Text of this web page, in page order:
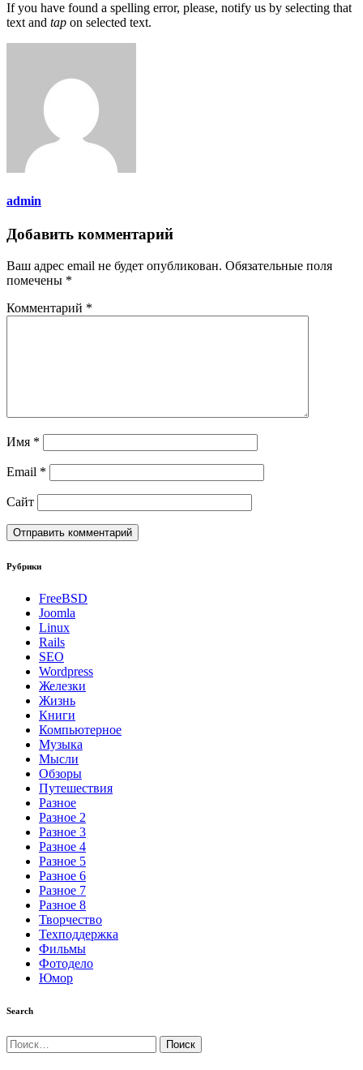
If you have found a spelling error, please, notify us by selecting that
text and tap on selected text.
admin
Добавить комментарий
Ваш адрес email не будет опубликован. Обязательные поля
помечены *
Комментарий *
Имя *
Email *
Сайт
Рубрики
FreeBSD
Joomla
Linux
Rails
SEO
Wordpress
Железки
Жизнь
Книги
Компьютерное
Музыка
Мысли
Обзоры
Путешествия
Разное
Разное 2
Разное 3
Разное 4
Разное 5
Разное 6
Разное 7
Разное 8
Творчество
Техподдержка
Фильмы
Фотодело
Юмор
Search
Найти: